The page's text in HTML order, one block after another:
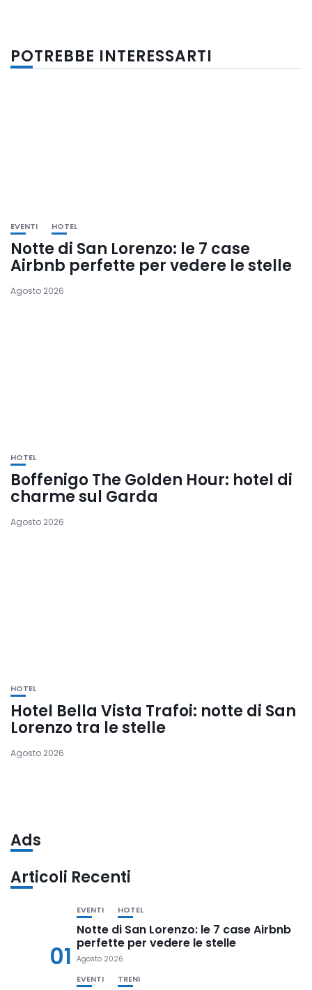
POTREBBE INTERESSARTI
EVENTI HOTEL
Notte di San Lorenzo: le 7 case
Airbnb perfette per vedere le stelle
Agosto 2026
HOTEL
Boffenigo The Golden Hour: hotel di
charme sul Garda
Agosto 2026
HOTEL
Hotel Bella Vista Trafoi: notte di San
Lorenzo tra le stelle
Agosto 2026
Ads
Articoli Recenti
01
EVENTI HOTEL
Notte di San Lorenzo: le 7 case Airbnb
perfette per vedere le stelle
Agosto 2026
EVENTI TRENI